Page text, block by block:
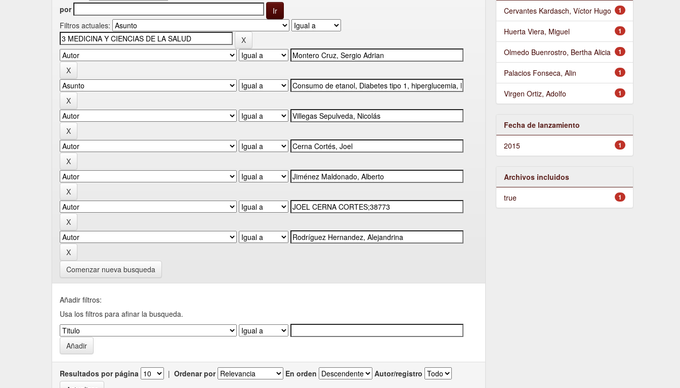
por
Filtros actuales:
Comenzar nueva busqueda
Añadir filtros:
Usa los filtros para afinar la busqueda.
Resultados por página | Ordenar por En orden Autor/registro
1
Cervantes Kardasch, Víctor Hugo
1
Huerta Viera, Miguel
1
Olmedo Buenrostro, Bertha Alicia
1
Palacios Fonseca, Alin
1
Virgen Ortiz, Adolfo
Fecha de lanzamiento
1
2015
Archivos incluidos
1
true